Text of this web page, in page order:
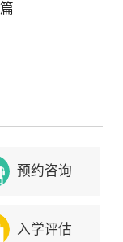
预约咨询
入学评估